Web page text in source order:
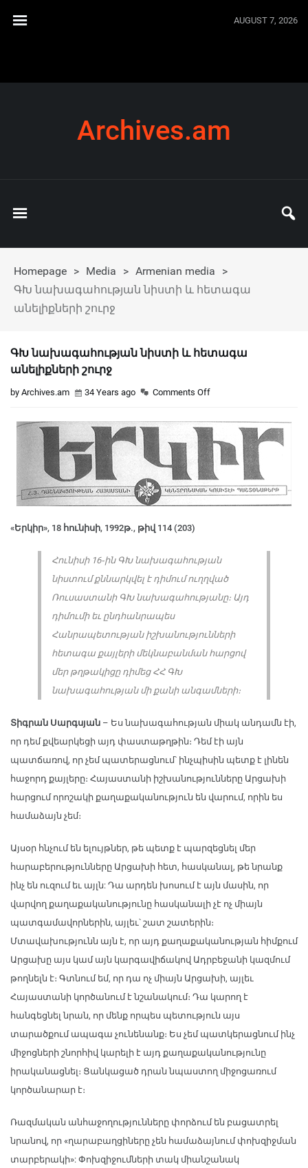
AUGUST 7, 2026
Archives.am
Homepage > Media > Armenian media
>
ԳԽ նախագահության նիստի և հետագա
անելիքների շուրջ
ԳԽ նախագահության նիստի և հետագա
անելիքների շուրջ
by Archives.am 34 Years ago Comments Off
«Երկիր», 18 հունիսի, 1992թ., թիվ 114 (203)
Հունիսի 16֊ին ԳԽ նախագահության
նիստում քննարկվել է դիմում ուղղված
Ռուսաստանի ԳԽ նախագահությանը։ Այդ
դիմումի եւ ընդհանրապես
Հանրապետության իշխանությունների
հետագա քայլերի մեկնաբանման հարցով
մեր թղթակիցը դիմեց ՀՀ ԳԽ
նախագահության մի քանի անգամների։
Տիգրան Սարգսյան – Ես նախագահության միակ անդամն էի,
որ դեմ քվեարկեցի այդ փաստաթղթին։ Դեմ էի այն
պատճառով, որ չեմ պատերացնում՝ ինչպիսին պետք է լինեն
հաջորդ քայլերը։ Հայաստանի իշխանությունները Արցախի
հարցում որոշակի քաղաքականություն են վարում, որին ես
համաձայն չեմ։
Այսօր հնչում են ելույթներ, թե պետք է պարզեցնել մեր
հարաբերությունները Արցախի հետ, հասկանալ, թե նրանք
ինչ են ուզում եւ այլն: Դա արդեն խոսում է այն մասին, որ
վարվող քաղաքականությունը հասկանալի չէ ոչ միայն
պատգամավորներին, այլեւ՝ շատ շատերին։
Մտավախությունն այն է, որ այդ քաղաքականության հիմքում
Արցախը այս կամ այն կարգավիճակով Ադրբեջանի կազմում
թողնելն է։ Գտնում եմ, որ դա ոչ միայն Արցախի, այլեւ
Հայաստանի կործանում է նշանակում։ Դա կարող է
հանգեցնել նրան, որ մենք որպես պետություն այս
տարածքում ապագա չունենանք։ Ես չեմ պատկերացնում ինչ
միջոցների շնորհիվ կարելի է այդ քաղաքականությունը
իրականացնել։ Ցանկացած դրան նպաստող միջոցառում
կործանարար է։
Ռազմական անհաջողությունները փորձում են բացատրել
նրանով, որ «ղարաբաղցիները չեն համաձայնում փոխզիջման
տարբերակի»: Փոխզիջումների տակ միանշանակ